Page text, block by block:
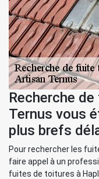
Recherche
Ternus vous
plus brefs
Pour rechercher les
faire appel à un
fuites de toitures à